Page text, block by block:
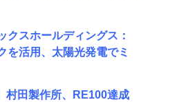
クスホールディングス：
を活用、太陽光発電でミ
村田製作所、RE100達成